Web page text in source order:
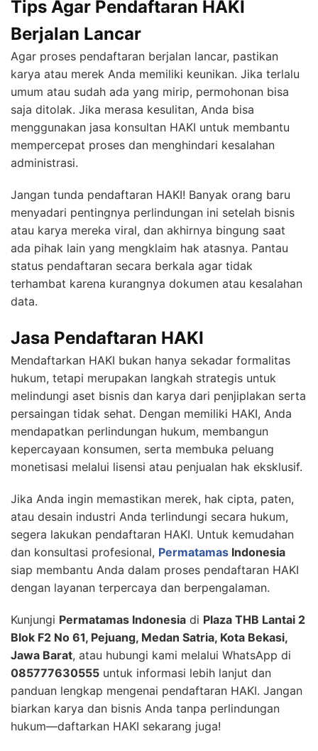
Tips Agar Pendaftaran HAKI
Berjalan Lancar
Agar proses pendaftaran berjalan lancar, pastikan
karya atau merek Anda memiliki keunikan. Jika terlalu
umum atau sudah ada yang mirip, permohonan bisa
saja ditolak. Jika merasa kesulitan, Anda bisa
menggunakan jasa konsultan HAKI untuk membantu
mempercepat proses dan menghindari kesalahan
administrasi.
Jangan tunda pendaftaran HAKI! Banyak orang baru
menyadari pentingnya perlindungan ini setelah bisnis
atau karya mereka viral, dan akhirnya bingung saat
ada pihak lain yang mengklaim hak atasnya. Pantau
status pendaftaran secara berkala agar tidak
terhambat karena kurangnya dokumen atau kesalahan
data.
Jasa Pendaftaran HAKI
Mendaftarkan HAKI bukan hanya sekadar formalitas
hukum, tetapi merupakan langkah strategis untuk
melindungi aset bisnis dan karya dari penjiplakan serta
persaingan tidak sehat. Dengan memiliki HAKI, Anda
mendapatkan perlindungan hukum, membangun
kepercayaan konsumen, serta membuka peluang
monetisasi melalui lisensi atau penjualan hak eksklusif.
Jika Anda ingin memastikan merek, hak cipta, paten,
atau desain industri Anda terlindungi secara hukum,
segera lakukan pendaftaran HAKI. Untuk kemudahan
dan konsultasi profesional, Permatamas Indonesia
siap membantu Anda dalam proses pendaftaran HAKI
dengan layanan terpercaya dan berpengalaman.
Kunjungi Permatamas Indonesia di Plaza THB Lantai 2
Blok F2 No 61, Pejuang, Medan Satria, Kota Bekasi,
Jawa Barat, atau hubungi kami melalui WhatsApp di
085777630555 untuk informasi lebih lanjut dan
panduan lengkap mengenai pendaftaran HAKI. Jangan
biarkan karya dan bisnis Anda tanpa perlindungan
hukum—daftarkan HAKI sekarang juga!